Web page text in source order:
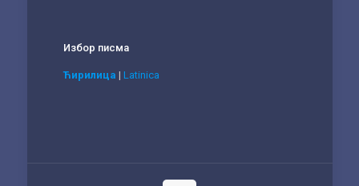
Избор писма
Ћирилица | Latinica